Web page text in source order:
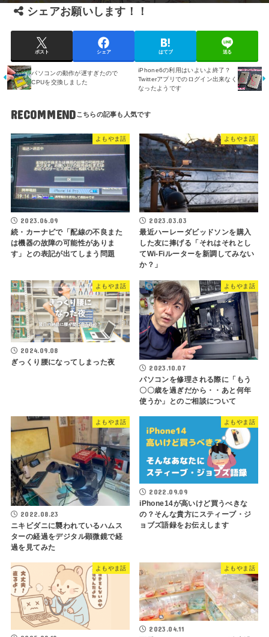
シェアお願いします！！
ポスト シェア はてブ 送る
iPhone6の利用はいよいよ終了？
Twitterアプリでのログイン出来なく
なったようです
パソコンの動作が遅すぎたので
CPUを交換しました
RECOMMEND
よもやま話
2023.06.09
続・カーナビで「配線の不良また
は機器の故障の可能性がありま
す」との表記が出てしまう問題
よもやま話
2023.03.03
最近ハーレーダビッドソンを購入
した友に捧げる「それはそれとし
てWi-Fiルーターを新調してみない
か？」
よもやま話
2024.09.08
ぎっくり腰になってしまった夜
よもやま話
2023.10.07
パソコンを修理される際に「もう
〇〇歳を過ぎだから・・あと何年
使うか」とのご相談について
よもやま話
2022.08.23
ニキビダニに襲われているハムス
ターの経過をデジタル顕微鏡で経
過を見てみた
よもやま話
2022.09.09
iPhone14が高いけど買うべきな
の？そんな貴方にスティーブ・ジ
ョブズ語録をお伝えします
よもやま話 よもやま話
2023.04.11